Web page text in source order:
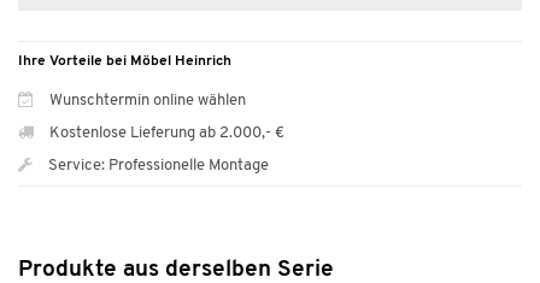
Ihre Vorteile bei Möbel Heinrich
Wunschtermin online wählen
Kostenlose Lieferung ab 2.000,- €
Service: Professionelle Montage
Produkte aus derselben Serie